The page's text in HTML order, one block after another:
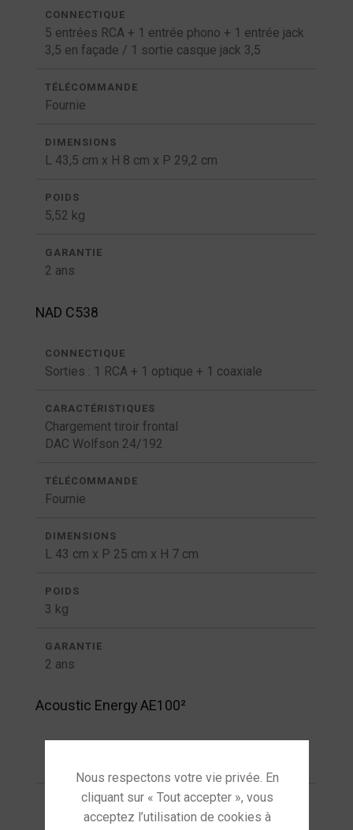
CONNECTIQUE
5 entrées RCA + 1 entrée phono + 1 entrée jack
3,5 en façade / 1 sortie casque jack 3,5
TÉLÉCOMMANDE
Fournie
DIMENSIONS
L 43,5 cm x H 8 cm x P 29,2 cm
POIDS
5,52 kg
GARANTIE
2 ans
NAD C538
CONNECTIQUE
Sorties : 1 RCA + 1 optique + 1 coaxiale
CARACTÉRISTIQUES
Chargement tiroir frontal
DAC Wolfson 24/192
TÉLÉCOMMANDE
Fournie
DIMENSIONS
L 43 cm x P 25 cm x H 7 cm
POIDS
3 kg
GARANTIE
2 ans
Acoustic Energy AE100²
HAUT PARLEURS
Grave/ médium 12cm + tweeter dôme